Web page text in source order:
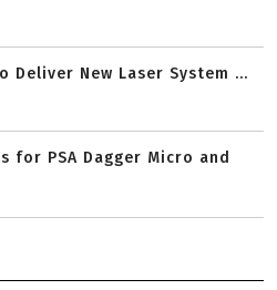
Deliver New Laser System ...
for PSA Dagger Micro and